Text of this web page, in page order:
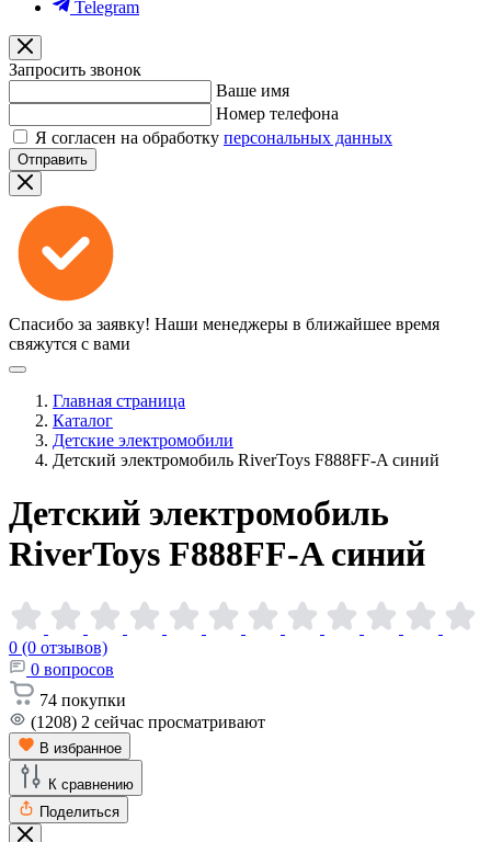
Telegram
Запросить звонок
Ваше имя
Номер телефона
Я согласен на обработку персональных данных
Отправить
Спасибо за заявку! Наши менеджеры в ближайшее время
свяжутся с вами
Главная страница
Каталог
Детские электромобили
Детский электромобиль RiverToys F888FF-A синий
Детский электромобиль
RiverToys F888FF-Aсиний
0 (0 отзывов)
0 вопросов
74 покупки
(1208) 2 сейчас просматривают
В избранное
К сравнению
Поделиться